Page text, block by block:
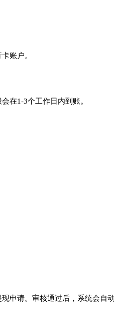
账户。
在1-3个工作日内到账。
申请。审核通过后，系统会自动